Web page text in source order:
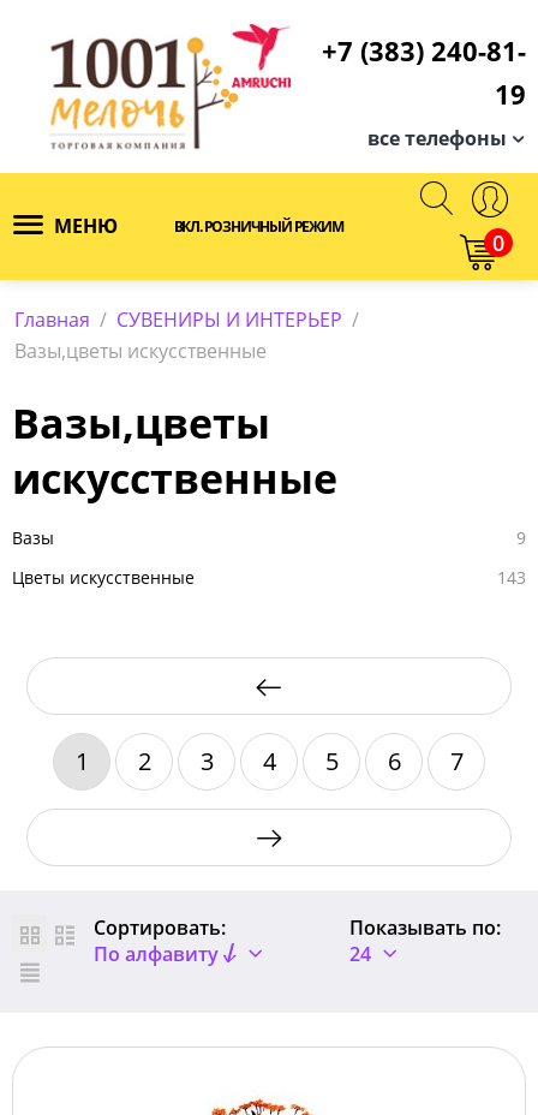
+7 (383) 240-81-
19
все телефоны
МЕНЮ ВКЛ. РОЗНИЧНЫЙ РЕЖИМ
0
Главная / СУВЕНИРЫ И ИНТЕРЬЕР /
Вазы,цветы искусственные
Вазы,цветы
искусственные
Вазы
9
Цветы искусственные
143
1 2 3 4 5 6 7
Сортировать:
По алфавиту
Показывать по:
24